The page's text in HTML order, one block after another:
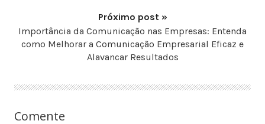
Próximo post »
Importância da Comunicação nas Empresas: Entenda
como Melhorar a Comunicação Empresarial Eficaz e
Alavancar Resultados
Comente